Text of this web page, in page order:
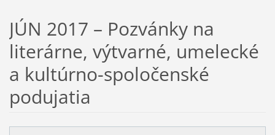
JÚN 2017 – Pozvánky na
literárne, výtvarné, umelecké
a kultúrno-spoločenské
podujatia